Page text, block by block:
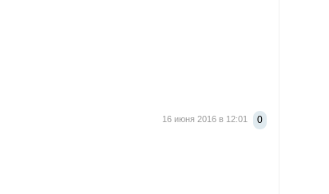
0
16 июня 2016 в 12:01